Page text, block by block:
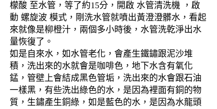
檬酸 至水管，等了約15分，開啟 水管清洗機 ，啟
動 螺旋波 模式，剛洗水管就噴出黃澄澄髒水，看起
來就像是柳橙汁，兩個多小時後，水管洗乾淨出水
量恢復了。
如是自來水，如水管老化，會產生鐵鏽跟泥沙堆
積，洗出來的水就會是咖啡色，地下水含有氧化
錳，管壁上會結成黑色管垢，洗出來的水會跟石油
一樣黑，有些洗出綠色的水，是因為裡面有銅的物
質，生鏽產生銅綠，如是藍色的水，是因為水龍頭